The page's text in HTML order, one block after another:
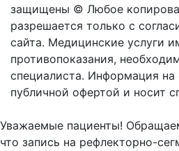
защищены © Любое
разрешается только с
сайта. Медицинские услуги
противопоказания,
специалиста. Информация на
публичной офертой и носит
Уважаемые пациенты!
что запись на рефлекторно-